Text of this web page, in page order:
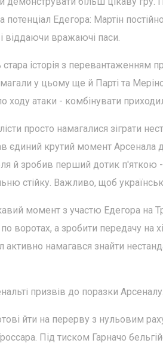
потенціал Едегора: Мартін
віддаючи вражаючі паси.
історія з перевантаженням
у цьому ще й Парті та
ходу атаки - комбінувати
просто намагалися зіграти
єдиний крутий момент Арсенала
й зробив перший дотик
стійку. Важливо, щоб
момент з участю Едегора на
воротах, а зробити передачу на
активно намагався знайти
призвів до поразки Арсеналу.
йти на перерву з нульовим
Під тиском Гарначо